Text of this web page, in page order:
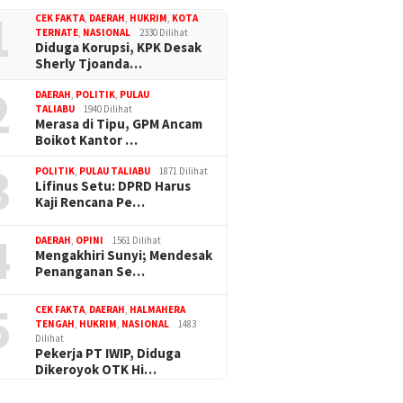
Polres Haltim Tangani
Teror OTK di Lakoda
Dugaan Korupsi Dana Desa di
Sula Buntut, ABPEDNAS
Desak Kajagung RI Evaluasi
Kajati Malut
CEK FAKTA DAERAH HUKRIM KOTA
TERNATE NASIONAL 2330 Dilihat
Diduga Korupsi, KPK Desak
Sherly Tjoanda…
DAERAH POLITIK PULAU
TALIABU
1940 Dilihat
Merasa di Tipu, GPM Ancam
Boikot Kantor …
POLITIK PULAU TALIABU 1871 Dilihat
Lifinus Setu: DPRD Harus
Kaji Rencana Pe…
DAERAH OPINI 1561 Dilihat
Mengakhiri Sunyi; Mendesak
Penanganan Se…
CEK FAKTA DAERAH HALMAHERA
TENGAH HUKRIM NASIONAL
1483
Dilihat
Pekerja PT IWIP, Diduga
Dikeroyok OTK Hi…